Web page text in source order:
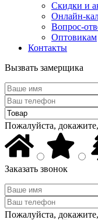
Скидки и
Онлайн-
Вопрос-
Оптовикам
Контакты
Вызвать замерщика
Пожалуйста,
Заказать звонок
Пожалуйста,